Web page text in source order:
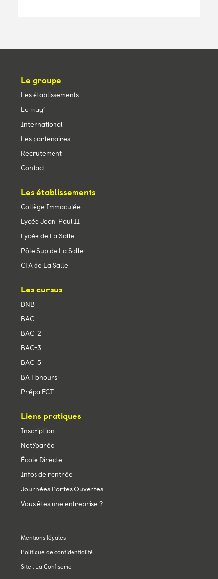
Le groupe
Les établissements
Le mag’
International
Les partenaires
Recrutement
Contact
Les établissements
Collège Immaculée
Lycée Jean-Paul II
Lycée de La Salle
Pôle Sup de La Salle
CFA de La Salle
Les cursus
DNB
BAC
BAC+2
BAC+3
BAC+5
BA Honours
Prépa ECT
Liens pratiques
Inscription
NetYparéo
École Directe
Infos de rentrée
Journées Portes Ouvertes
Vous êtes une entreprise ?
Mentions légales
Politique de confidentialité
Site : La Confiserie